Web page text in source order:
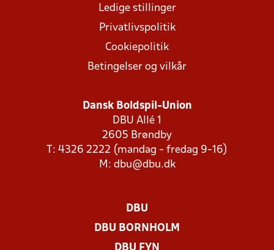
Ledige stillinger
Privatlivspolitik
Cookiepolitik
Betingelser og vilkår
Dansk Boldspil-Union
DBU Allé 1
2605 Brøndby
T: 4326 2222 (mandag - fredag 9-16)
M: dbu@dbu.dk
DBU
DBU BORNHOLM